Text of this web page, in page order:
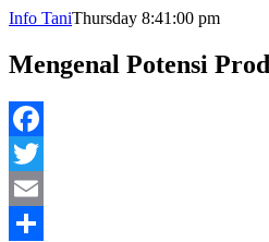
Info TaniThursday 8:41:00 pm
Mengenal Potensi
Facebook
Twitter
Email